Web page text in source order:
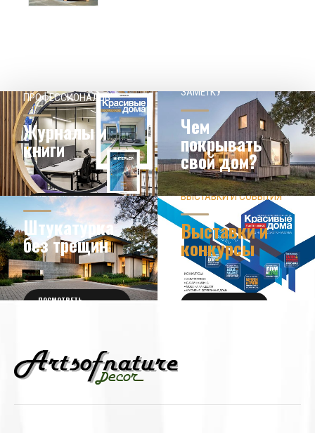
ПРОФЕССИОНАЛОВ
Журналы и
книги
НОВОСТИ ИЗ МИРА
ДИЗАЙНА
ЗАМЕТКУ
Чем
покрывать
свой дом?
УЗНАТЬ БОЛЬШЕ
ЗНАЕТЕ ЛИ ВЫ?
Штукатурка
без трещин
ПОСМОТРЕТЬ
ВЫСТАВКИ И СОБЫТИЯ
Выставки и
конкурсы
ПОЛУЧИТЬ БИЛЕТ